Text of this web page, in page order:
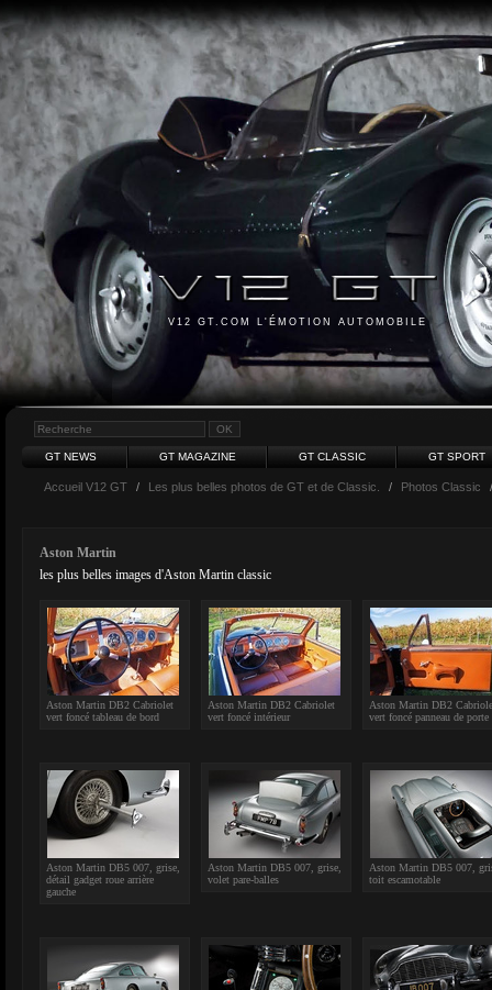
V12 GT.COM L'ÉMOTION AUTOMOBILE
GT NEWS GT MAGAZINE GT CLASSIC GT SPORT
Accueil V12 GT / Les plus belles photos de GT et de Classic. / Photos Classic
Aston Martin
les plus belles images d'Aston Martin classic
Aston Martin DB2 Cabriolet
vert foncé tableau de bord
Aston Martin DB2 Cabriolet
vert foncé intérieur
Aston Martin DB2
vert foncé panneau de porte
Aston Martin DB5 007, grise,
détail gadget roue arrière
gauche
Aston Martin DB5 007, grise,
volet pare-balles
Aston Martin DB5 007,
toit escamotable